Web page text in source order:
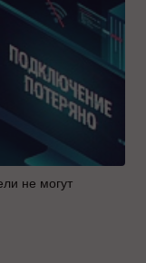
не могут